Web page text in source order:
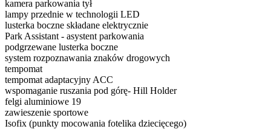
kamera parkowania tył
lampy przednie w technologii LED
lusterka boczne składane elektrycznie
Park Assistant - asystent parkowania
podgrzewane lusterka boczne
system rozpoznawania znaków drogowych
tempomat
tempomat adaptacyjny ACC
wspomaganie ruszania pod górę- Hill Holder
felgi aluminiowe 19
zawieszenie sportowe
Isofix (punkty mocowania fotelika dziecięcego)